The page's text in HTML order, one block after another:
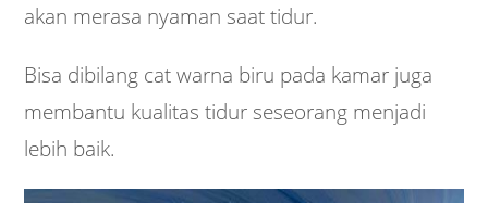
akan merasa nyaman saat tidur.
Bisa dibilang cat warna biru pada kamar juga
membantu kualitas tidur seseorang menjadi
lebih baik.